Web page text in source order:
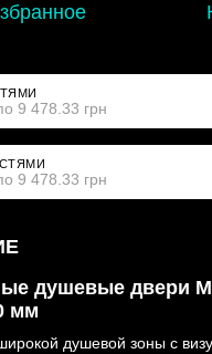
9 478.33 грн
9 478.33 грн
душевые двери
мм
душевой зоны с